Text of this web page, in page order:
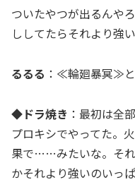
ついたやつが出るんや
ししてたらそれより強
るるる ：≪輪廻暴冥≫と
◆ドラ焼き ：最初は全
プロキシでやってた。
果で……みたいな。そ
かそれより強いのいっ